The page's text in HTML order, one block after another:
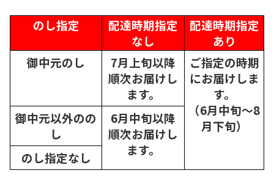
のし指定
配達時期指定
なし
配達時期指定
あり
御中元のし
7月上旬以降
順次お届けし
ます。
ご指定の時期
にお届けしま
す。
（6月中旬～8
月下旬）
御中元以外のの
し
6月中旬以降
順次お届けし
ます。
のし指定なし